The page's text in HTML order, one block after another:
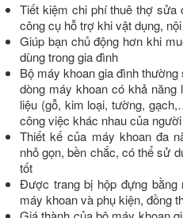
Tiết kiệm chi phí thuê thợ sửa
công cụ hỗ trợ khi vật dụng,
Giúp bạn chủ động hơn khi
dùng trong gia đình
Bộ máy khoan gia đình thường
dòng máy khoan có khả
liệu (gỗ, kim loại, tường,
công việc khác nhau của
Thiết kế của máy khoan đa
nhỏ gọn, bền chắc, có thể sử
tốt
Được trang bị hộp đựng bằng
máy khoan và phụ kiện, đồng